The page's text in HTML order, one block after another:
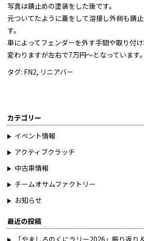
写真は錆止めの塗装をした後です。
元ついてたように蓋をして溶接し外側も錆
す。
車によってフェンダーを外す手間や取り付
変わりますが左右で7万円〜となっています。
タグ: FN2, リニアバー
カテゴリー
イベント情報
アクティブクラッチ
中古車情報
チームオサムファクトリー
お知らせ
最近の投稿
「やましろのくにラリー2026」振り返り